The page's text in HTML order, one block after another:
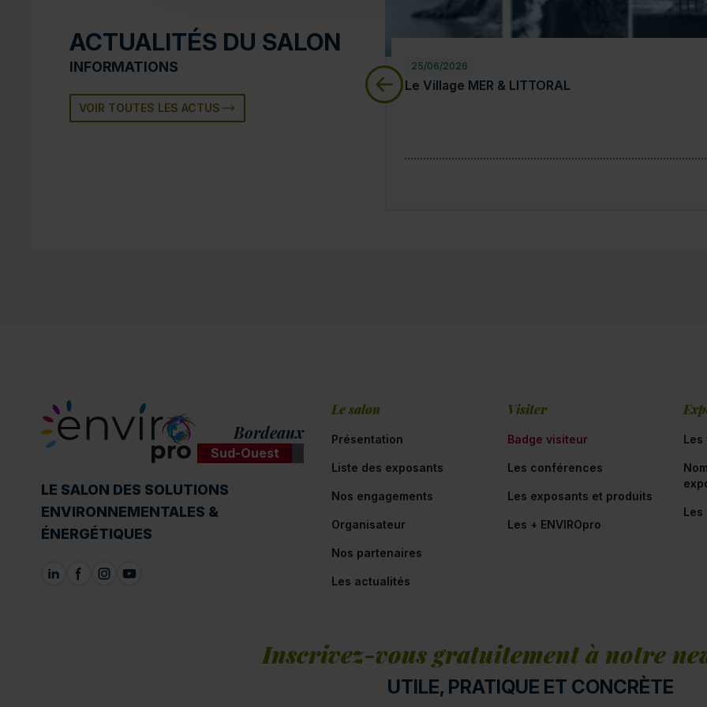
ACTUALITÉS DU SALON
INFORMATIONS
VOIR TOUTES LES ACTUS
25/06/2026
Le Village MER & LITTORAL
Le Village MER & LITTORAL
Bordeaux
Sud-Ouest
LE SALON DES SOLUTIONS
ENVIRONNEMENTALES &
ÉNERGÉTIQUES
Le salon
Présentation
Liste des exposants
Nos engagements
Organisateur
Nos partenaires
Les actualités
Visiter
Badge visiteur
Les conférences
Les exposants et produits
Les + ENVIROpro
Les
Les
Inscrivez-vous gratuitement à notre
UTILE, PRATIQUE ET CONCRÈTE